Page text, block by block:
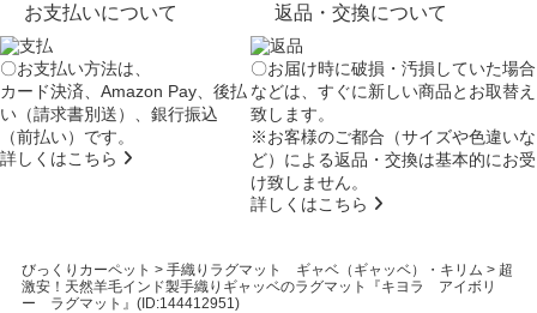
お支払いについて
〇お支払い方法は、
カード決済、Amazon Pay、後払
い（請求書別送）、銀行振込
（前払い）です。
詳しくはこちら
返品・交換について
〇お届け時に破損・汚損していた場合
などは、すぐに新しい商品とお取替え
致します。
※お客様のご都合（サイズや色違いな
ど）による返品・交換は基本的にお受
け致しません。
詳しくはこちら
びっくりカーペット > 手織りラグマット ギャベ（ギャッベ）・キリム > 超
激安！天然羊毛インド製手織りギャッベのラグマット『キヨラ アイボリ
ー ラグマット』(ID:144412951)